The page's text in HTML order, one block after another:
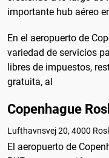
importante hub aéreo
En el aeropuerto de
variedad de servicios
libres de impuestos,
gratuita, al
Copenhague
Lufthavnsvej 20, 4000
El aeropuerto de